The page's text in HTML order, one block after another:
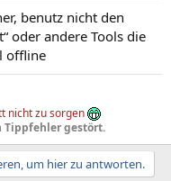
benutz nicht den
oder andere Tools die
offline
nicht zu sorgen
Tippfehler gestört.
um hier zu antworten.